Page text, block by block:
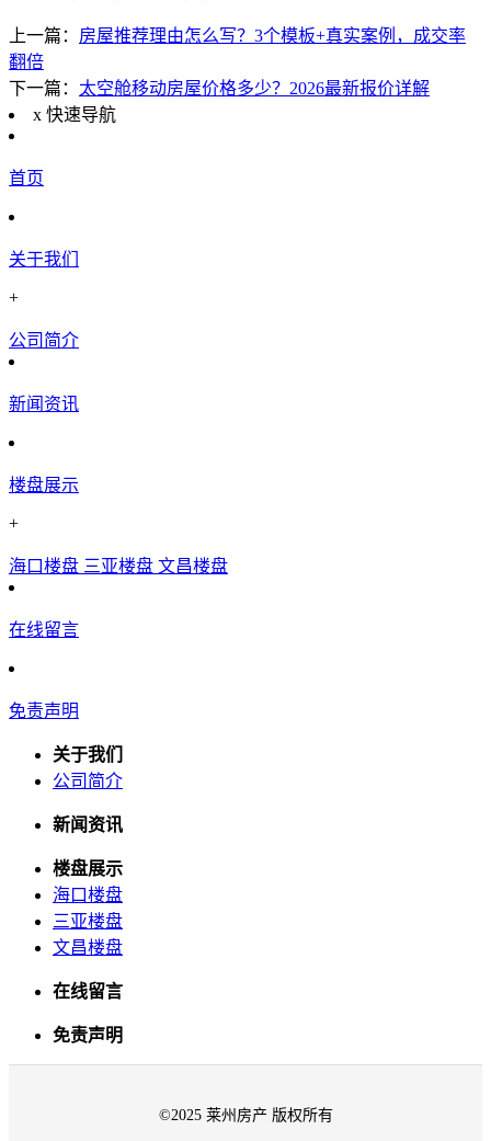
上一篇： 房屋推荐理由怎么写？3个模板+真实案例，成交率
翻倍
下一篇： 太空舱移动房屋价格多少？2026最新报价详解
x 快速导航
首页
关于我们
+
公司简介
新闻资讯
楼盘展示
+
海口楼盘 三亚楼盘 文昌楼盘
在线留言
免责声明
关于我们
公司简介
新闻资讯
楼盘展示
海口楼盘
三亚楼盘
文昌楼盘
在线留言
免责声明
©2025 莱州房产 版权所有